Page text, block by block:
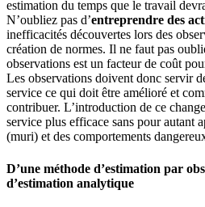
estimation du temps que le travail
N’oubliez pas d’entreprendre des
inefficacités découvertes lors des
création de normes. Il ne faut pas
observations est un facteur de coût
Les observations doivent donc servir
service ce qui doit être amélioré et
contribuer. L’introduction de ce
service plus efficace sans pour autant
(muri) et des comportements
D’une méthode d’estimation par
d’estimation analytique